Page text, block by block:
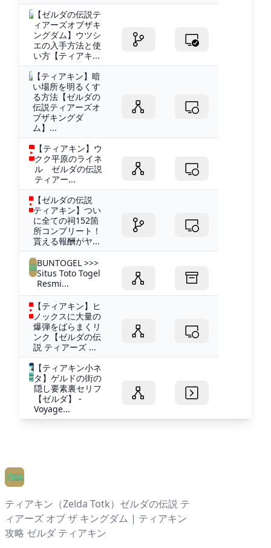
【ゼルダの伝説テ
ィアーズオブザキ
ングダム】ウツシ
エの入手方法と使
い方【ティアキ...
【ティアキン】暗
い場所を明るくす
る方法【ゼルダの
伝説ティアーズオ
ブザキングダ
ム】...
【ティアキン】ウ
クク平原のライネ
ル ゼルダの伝説
ティアー...
【ゼルダの伝説
ティアキン】つい
に全ての祠152箇
所コンプリート！
貰える報酬がヤ...
BUNTOGEL >>>
Situs Toto Togel
Resmi...
【ティアキン】ヒ
ノックスに大量の
爆弾をばらまくリ
ンク【ゼルダの伝
説 ティアーズ ...
【ティアキン小ネ
タ】ゲルドの街の
隠し要素裏セリフ
【ゼルダ】 -
Voyage...
ティアキン（Zelda Totk）ゼルダの伝説 テ
ィアーズ オブ ザ キングダム | ティアキン
攻略 ゼルダ ティアキン